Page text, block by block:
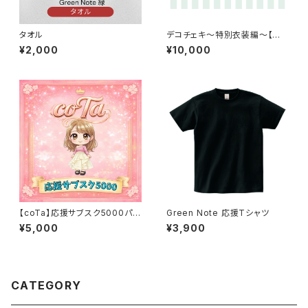
タオル
¥2,000
デコチェキ〜特別衣装編〜【箱
推しセット】
¥10,000
【coTa】応援サブスク5000パッ
ク
¥5,000
Green Note 応援Tシャツ
¥3,900
CATEGORY